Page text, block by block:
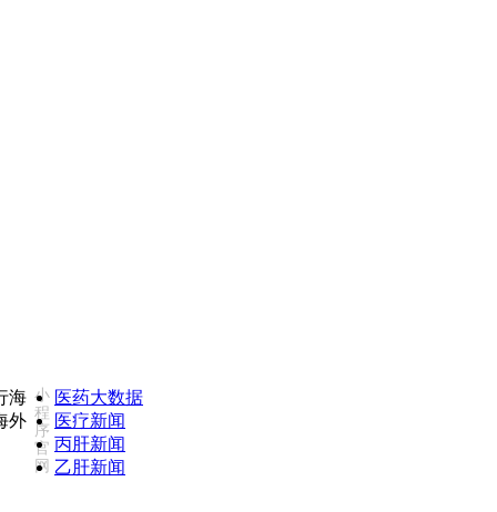
小
程
序
官
网
医药大数据
医疗新闻
丙肝新闻
乙肝新闻